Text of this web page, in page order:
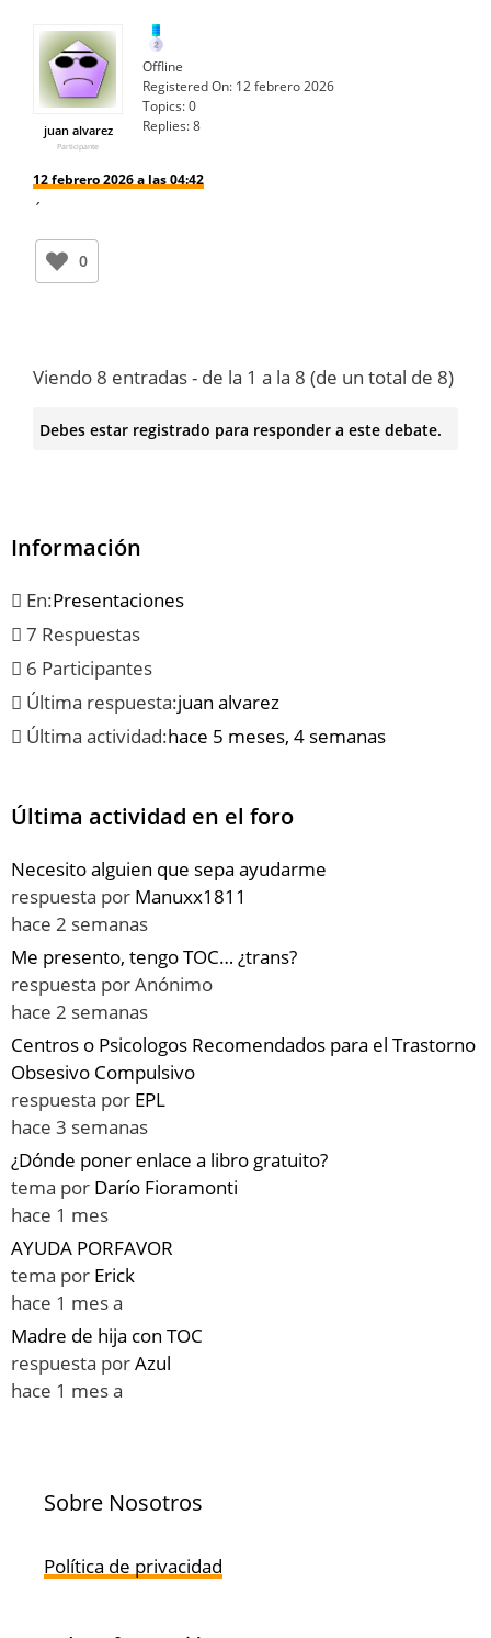
juan alvarez
Participante
Offline
Registered On: 12 febrero 2026
Topics:0
Replies:8
12 febrero 2026 a las 04:42
´
0
Viendo 8 entradas - de la 1 a la 8 (de un total de 8)
Debes estar registrado para responder a este debate.
Información
En:Presentaciones
7 Respuestas
6 Participantes
Última respuesta:juan alvarez
Última actividad:hace 5 meses, 4 semanas
Última actividad en el foro
Necesito alguien que sepa ayudarme
respuesta por Manuxx1811
hace 2 semanas
Me presento, tengo TOC… ¿trans?
respuesta porAnónimo
hace 2 semanas
Centros o Psicologos Recomendados para el Trastorno
Obsesivo Compulsivo
respuesta por EPL
hace 3 semanas
¿Dónde poner enlace a libro gratuito?
tema por Darío Fioramonti
hace 1 mes
AYUDA PORFAVOR
tema por Erick
hace 1 mes a
Madre de hija con TOC
respuesta porAzul
hace 1 mes a
Sobre Nosotros
Política de privacidad